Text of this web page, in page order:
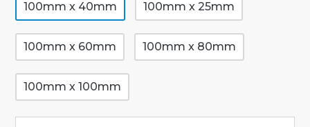
100mm x 40mm 100mm x 25mm
100mm x 60mm 100mm x 80mm
100mm x 100mm